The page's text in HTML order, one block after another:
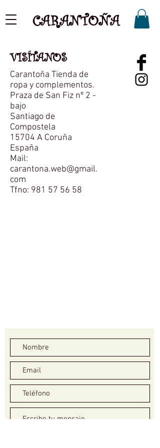
CARANTOÑA
VISÍTANOS
Carantoña Tienda de
ropa y complementos.
Praza de San Fiz nº 2 -
bajo
Santiago de
Compostela
15704 A Coruña
España
Mail:
carantona.web@gmail.
com
Tfno: 981 57 56 58